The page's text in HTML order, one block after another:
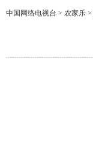
中国网络电视台 > 农家乐 >